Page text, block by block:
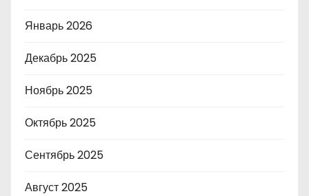
Январь 2026
Декабрь 2025
Ноябрь 2025
Октябрь 2025
Сентябрь 2025
Август 2025